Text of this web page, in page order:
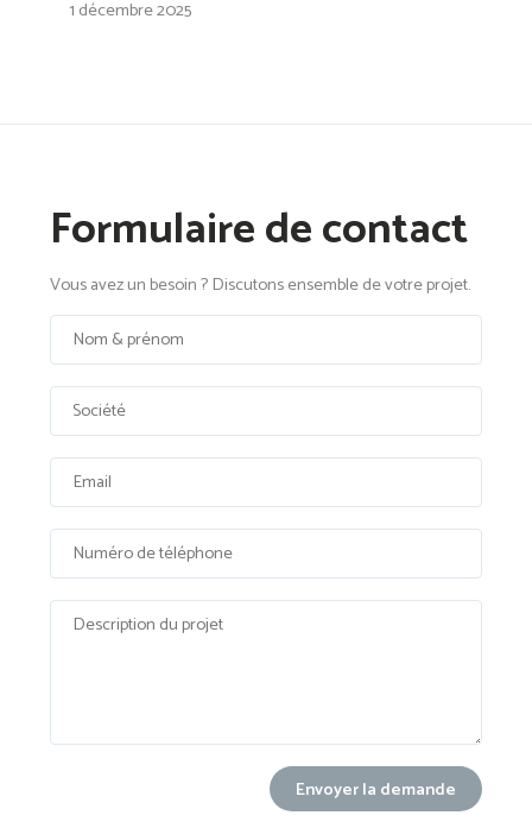
1 décembre 2025
Formulaire de contact
Vous avez un besoin ? Discutons ensemble de votre projet.